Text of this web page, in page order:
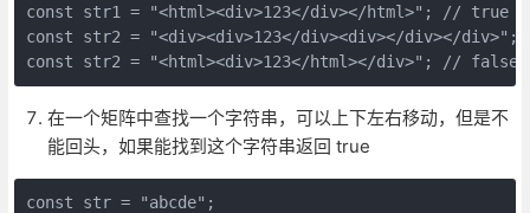
const str1 = "<html><div>123</div></html>"; // true
const str2 = "<div><div>123</div><div></div></
在一个矩阵中查找一个字符串，可以上下左右移动，但是不
能回头，如果能找到这个字符串返回 true
const str = "abcde";